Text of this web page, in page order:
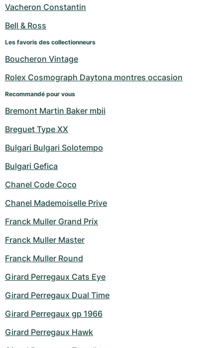
Vacheron Constantin
Bell & Ross
Les favoris des collectionneurs
Boucheron Vintage
Rolex Cosmograph Daytona montres occasion
Recommandé pour vous
Bremont Martin Baker mbii
Breguet Type XX
Bulgari Bulgari Solotempo
Bulgari Gefica
Chanel Code Coco
Chanel Mademoiselle Prive
Franck Muller Grand Prix
Franck Muller Master
Franck Muller Round
Girard Perregaux Cats Eye
Girard Perregaux Dual Time
Girard Perregaux gp 1966
Girard Perregaux Hawk